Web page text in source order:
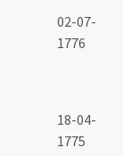
02-07-
1776
18-04-
1775